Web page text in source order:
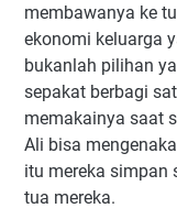
membawanya ke
ekonomi keluarga
bukanlah pilihan
sepakat berbagi
memakainya saat
Ali bisa
itu mereka simpan
tua mereka.